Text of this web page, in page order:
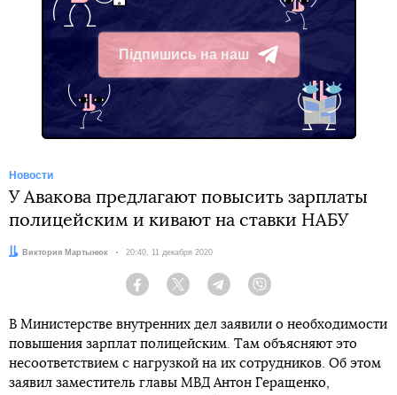
Підпишись на наш
Telegram
Новости
У Авакова предлагают повысить зарплаты
полицейским и кивают на ставки НАБУ
Автор:Виктория Мартынюк Дата:
20:40, 11 декабря 2020
Facebook Twitter Telegram
В Министерстве внутренних дел заявили о необходимости
повышения зарплат полицейским. Там объясняют это
несоответствием с нагрузкой на их сотрудников. Об этом
заявил заместитель главы МВД Антон Геращенко,